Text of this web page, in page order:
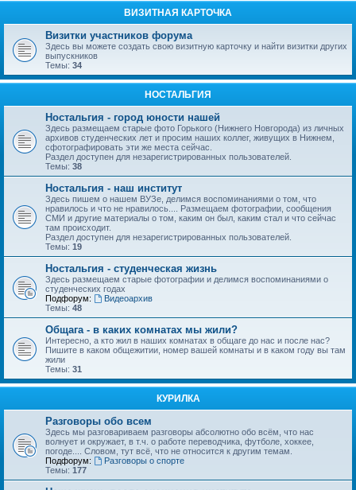
ВИЗИТНАЯ КАРТОЧКА
Визитки участников форума
Здесь вы можете создать свою визитную карточку и найти визитки других
выпускников
Темы: 34
НОСТАЛЬГИЯ
Ностальгия - город юности нашей
Здесь размещаем старые фото Горького (Нижнего Новгорода) из личных
архивов студенческих лет и просим наших коллег, живущих в Нижнем,
сфотографировать эти же места сейчас.
Раздел доступен для незарегистрированных пользователей.
Темы: 38
Ностальгия - наш институт
Здесь пишем о нашем ВУЗе, делимся воспоминаниями о том, что
нравилось и что не нравилось.... Размещаем фотографии, сообщения
СМИ и другие материалы о том, каким он был, каким стал и что сейчас
там происходит.
Раздел доступен для незарегистрированных пользователей.
Темы: 19
Ностальгия - студенческая жизнь
Здесь размещаем старые фотографии и делимся воспоминаниями о
студенческих годах
Подфорум:
Видеоархив
Темы: 48
Общага - в каких комнатах мы жили?
Интересно, а кто жил в наших комнатах в общаге до нас и после нас?
Пишите в каком общежитии, номер вашей комнаты и в каком году вы там
жили
Темы: 31
КУРИЛКА
Разговоры обо всем
Здесь мы разговариваем разговоры абсолютно обо всём, что нас
волнует и окружает, в т.ч. о работе переводчика, футболе, хоккее,
погоде.... Словом, тут всё, что не относится к другим темам.
Подфорум:
Разговоры о спорте
Темы: 177